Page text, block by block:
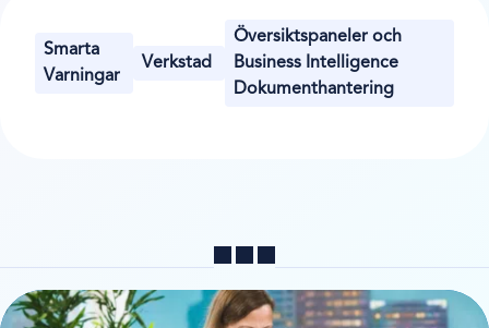
Smarta
Varningar
Verkstad
Översiktspaneler och
Business Intelligence
Dokumenthantering